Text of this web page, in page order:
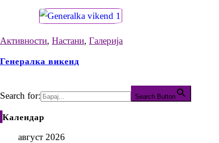
Активности, Настани, Галерија
Генералка викенд
Search for: Search Button
Календар
август 2026